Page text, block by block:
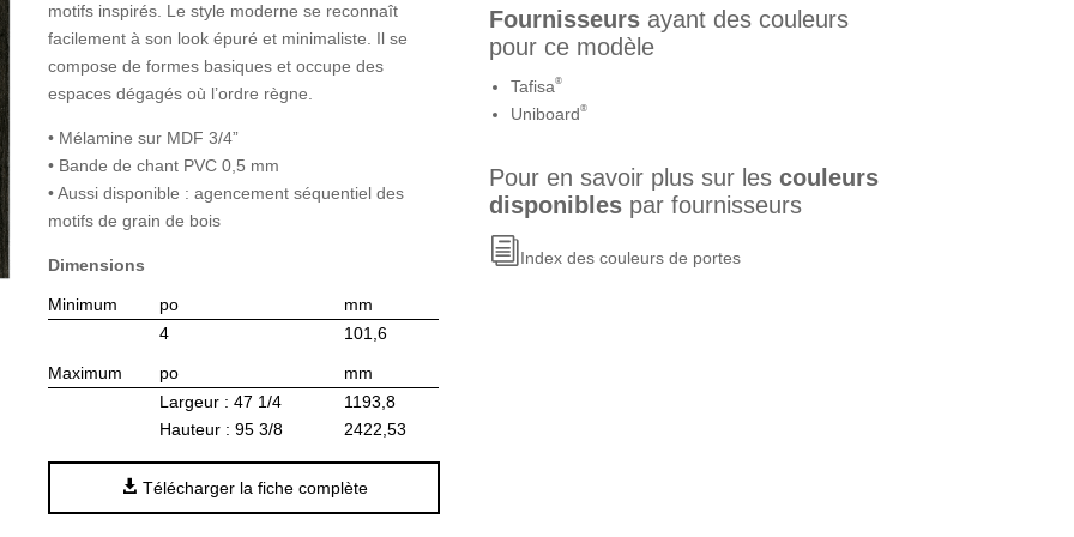
Fournisseursayant des couleurs
pour ce modèle
Tafisa®
Uniboard®
Pour en savoir plus sur les couleurs
disponiblespar fournisseurs
Index des couleurs de portes
motifs inspirés. Le style moderne se reconnaît
facilement à son look épuré et minimaliste. Il se
compose de formes basiques et occupe des
espaces dégagés où l’ordre règne.
• Mélamine sur MDF 3/4”
• Bande de chant PVC 0,5 mm
• Aussi disponible : agencement séquentiel des
motifs de grain de bois
Dimensions
Minimum po
mm
4
101,6
Maximum po
mm
Largeur : 47 1/4
Hauteur : 95 3/8
1193,8
2422,53
Télécharger la fiche complète